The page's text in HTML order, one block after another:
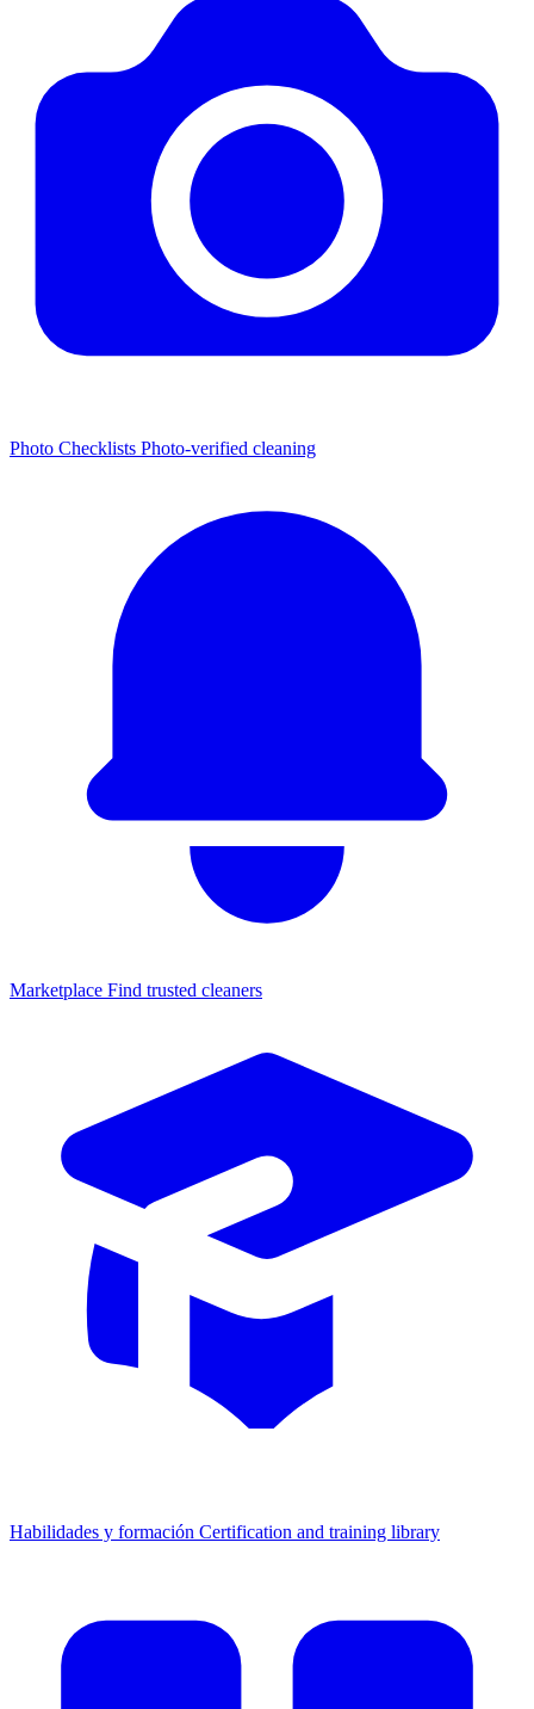
Photo Checklists Photo-verified cleaning
Marketplace Find trusted cleaners
Habilidades y formación Certification and training library